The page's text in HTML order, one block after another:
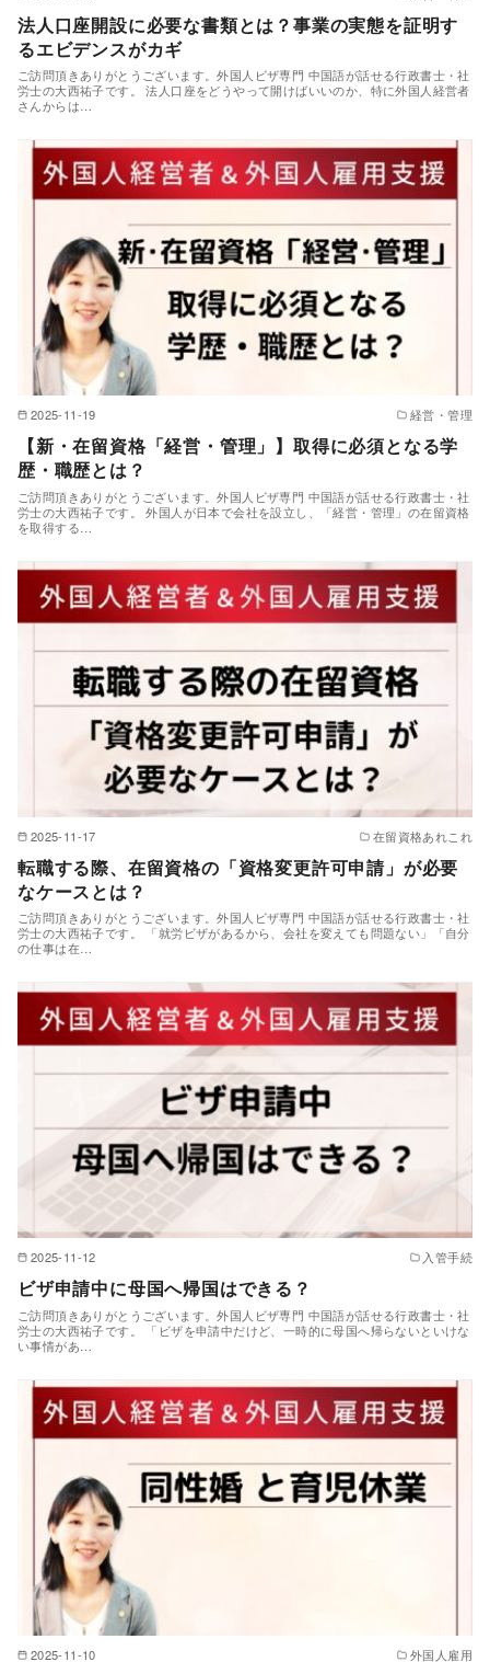
法人口座開設に必要な書類とは？事業の実態を証明す
るエビデンスがカギ
ご訪問頂きありがとうございます。外国人ビザ専門 中国語が話せる行政書士・社
労士の大西祐子です。 法人口座をどうやって開けばいいのか、特に外国人経営者
さんからは…
2025-11-19 経営・管理
【新・在留資格「経営・管理」】取得に必須となる学
歴・職歴とは？
ご訪問頂きありがとうございます。外国人ビザ専門 中国語が話せる行政書士・社
労士の大西祐子です。 外国人が日本で会社を設立し、「経営・管理」の在留資格
を取得する…
2025-11-17 在留資格あれこれ
転職する際、在留資格の「資格変更許可申請」が必要
なケースとは？
ご訪問頂きありがとうございます。外国人ビザ専門 中国語が話せる行政書士・社
労士の大西祐子です。 「就労ビザがあるから、会社を変えても問題ない」「自分
の仕事は在…
2025-11-12 入管手続
ビザ申請中に母国へ帰国はできる？
ご訪問頂きありがとうございます。外国人ビザ専門 中国語が話せる行政書士・社
労士の大西祐子です。 「ビザを申請中だけど、一時的に母国へ帰らないといけな
い事情があ…
2025-11-10 外国人雇用